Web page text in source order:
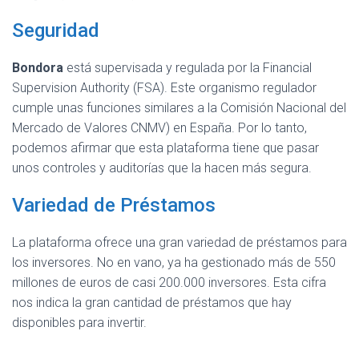
Seguridad
Bondora está supervisada y regulada por la Financial
Supervision Authority (FSA). Este organismo regulador
cumple unas funciones similares a la Comisión Nacional del
Mercado de Valores CNMV) en España. Por lo tanto,
podemos afirmar que esta plataforma tiene que pasar
unos controles y auditorías que la hacen más segura.
Variedad de Préstamos
La plataforma ofrece una gran variedad de préstamos para
los inversores. No en vano, ya ha gestionado más de 550
millones de euros de casi 200.000 inversores. Esta cifra
nos indica la gran cantidad de préstamos que hay
disponibles para invertir.